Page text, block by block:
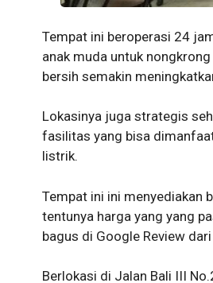
Tempat ini beroperasi 24
anak muda untuk
bersih semakin
Lokasinya juga strategis
fasilitas yang bisa
listrik.
Tempat ini ini menyediakan
tentunya harga yang yang
bagus di Google Review
Berlokasi di Jalan Bali III